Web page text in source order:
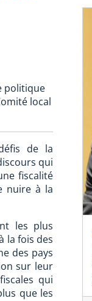
politique
local
de la
qui
fiscalité
nuire à la
les plus
la fois des
des pays
sur leur
qui
que les